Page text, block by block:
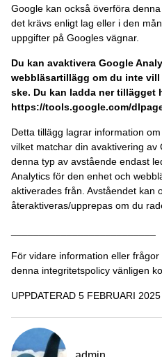
Google kan också överföra
det krävs enligt lag eller i den
uppgifter på Googles vägnar.
Du kan avaktivera Google
webbläsartillägg om du inte
ske. Du kan ladda ner tillägget
https://tools.google.com/
Detta tillägg lagrar information
vilket matchar din avaktivering av
denna typ av avstående endast
Analytics för den enhet och
aktiverades från. Avståendet kan
återaktiveras/upprepas om du
För vidare information eller
denna integritetspolicy vänligen
UPPDATERAD 5 FEBRUARI 2025